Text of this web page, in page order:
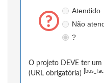
Atendido
Não
?
O projeto DEVE ter
(URL obrigatória)